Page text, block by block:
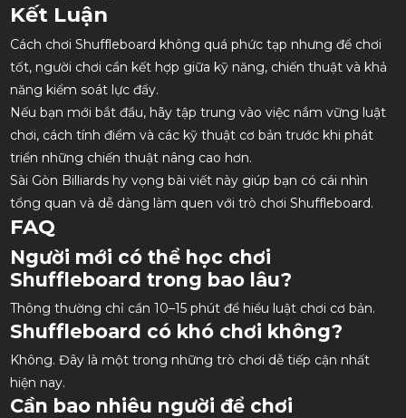
Kết Luận
Cách chơi Shuffleboard không quá phức tạp nhưng để chơi
tốt, người chơi cần kết hợp giữa kỹ năng, chiến thuật và khả
năng kiểm soát lực đẩy.
Nếu bạn mới bắt đầu, hãy tập trung vào việc nắm vững luật
chơi, cách tính điểm và các kỹ thuật cơ bản trước khi phát
triển những chiến thuật nâng cao hơn.
Sài Gòn Billiards hy vọng bài viết này giúp bạn có cái nhìn
tổng quan và dễ dàng làm quen với trò chơi Shuffleboard.
FAQ
Người mới có thể học chơi
Shuffleboard trong bao lâu?
Thông thường chỉ cần 10–15 phút để hiểu luật chơi cơ bản.
Shuffleboard có khó chơi không?
Không. Đây là một trong những trò chơi dễ tiếp cận nhất
hiện nay.
Cần bao nhiêu người để chơi